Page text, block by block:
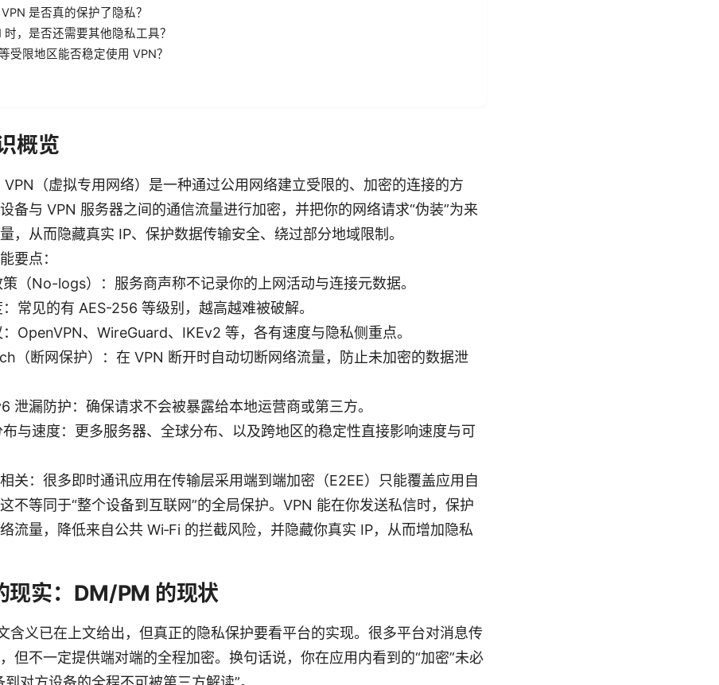
是否真的保护了隐私？
时，是否还需要其他隐私工具？
受限地区能否稳定使用 VPN？
概览
（虚拟专用网络）是一种通过公用网络建立受限的、加密的连接的方
备与 VPN 服务器之间的通信流量进行加密，并把你的网络请求“伪装”为来
，从而隐藏真实 IP、保护数据传输安全、绕过部分地域限制。
要点：
（No-logs）：服务商声称不记录你的上网活动与连接元数据。
常见的有 AES-256 等级别，越高越难被破解。
OpenVPN、WireGuard、IKEv2 等，各有速度与隐私侧重点。
（断网保护）：在 VPN 断开时自动切断网络流量，防止未加密的数据泄
泄漏防护：确保请求不会被暴露给本地运营商或第三方。
与速度：更多服务器、全球分布、以及跨地区的稳定性直接影响速度与可
关：很多即时通讯应用在传输层采用端到端加密（E2EE）只能覆盖应用自
不等同于“整个设备到互联网”的全局保护。VPN 能在你发送私信时，保护
流量，降低来自公共 Wi‑Fi 的拦截风险，并隐藏你真实 IP，从而增加隐私
现实：DM/PM 的现状
含义已在上文给出，但真正的隐私保护要看平台的实现。很多平台对消息传
但不一定提供端对端的全程加密。换句话说，你在应用内看到的“加密”未必